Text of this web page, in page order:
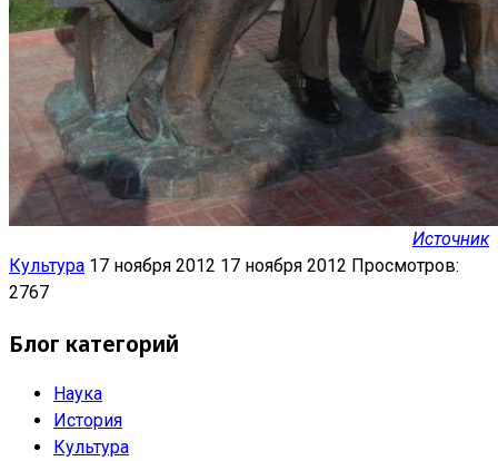
Источник
Культура 17 ноября 2012 17 ноября 2012 Просмотров:
2767
Блог категорий
Наука
История
Культура